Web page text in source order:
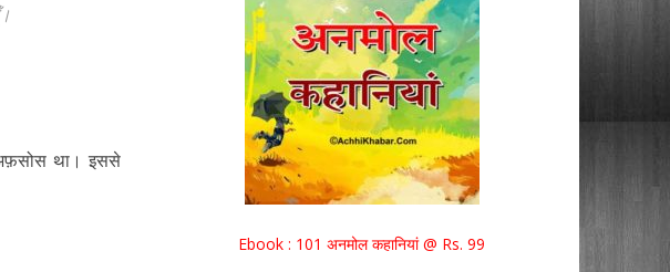
था। इससे
Ebook : 101 अनमोल कहानियां @ Rs. 99